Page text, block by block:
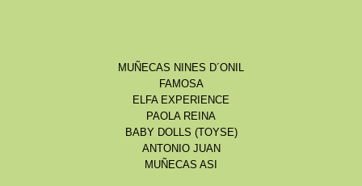
MUÑECAS NINES D´ONIL
FAMOSA
ELFA EXPERIENCE
PAOLA REINA
BABY DOLLS (TOYSE)
ANTONIO JUAN
MUÑECAS ASI